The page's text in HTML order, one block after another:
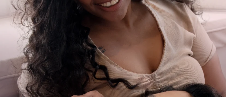
Meus aparelhos
Meus pedidos
Meus endereços
As minhas subscrições
FAQ™ Pure Beauty-Tech Elixir
issa™ Teeth Whitening Set
English Deutsch
Español
Français
Italiano
Português
Polski
Svenska
Русский
Türkçe
简体中文 繁體中文